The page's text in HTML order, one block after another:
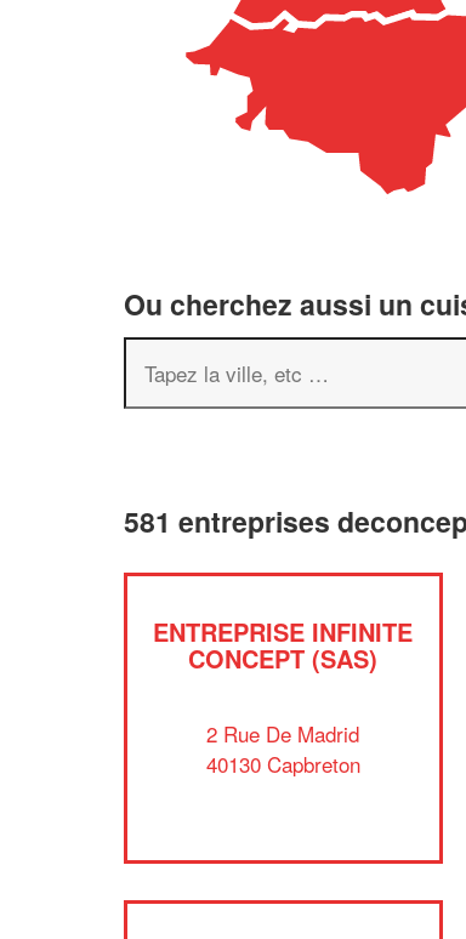
Ou cherchez aussi un
581 entreprises
ENTREPRISE INFINITE
CONCEPT (SAS)
2 Rue De Madrid
40130 Capbreton